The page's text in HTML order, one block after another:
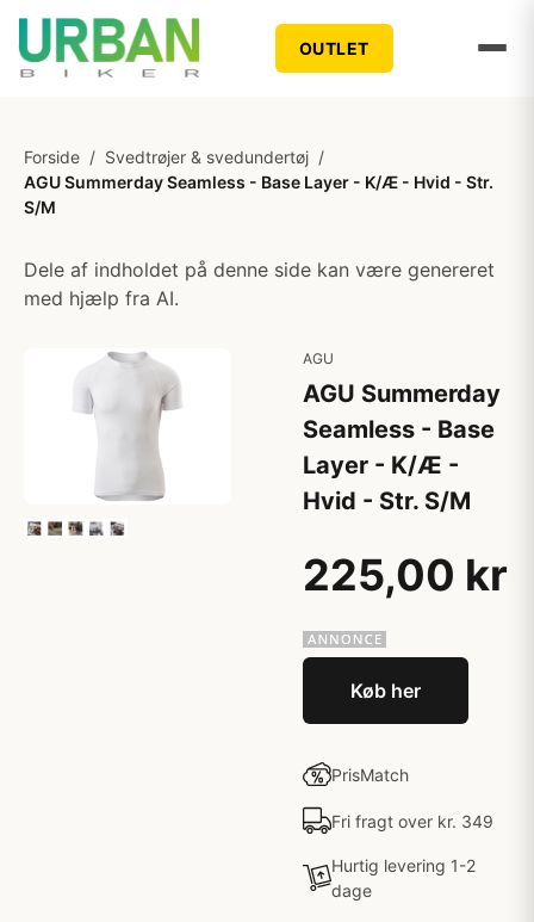
OUTLET
Forside / Svedtrøjer & svedundertøj /
AGU Summerday Seamless - Base Layer - K/Æ - Hvid - Str.
S/M
Dele af indholdet på denne side kan være genereret
med hjælp fra AI.
AGU
AGU Summerday
Seamless - Base
Layer - K/Æ -
Hvid - Str. S/M
225,00 kr
Køb her
PrisMatch
Fri fragt over kr. 349
Hurtig levering 1-2
dage